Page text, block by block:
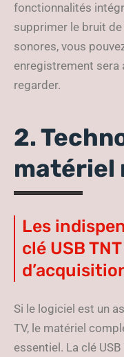
fonctionnalités
supprimer le bruit
sonores, vous
enregistrement sera
regarder.
2.
matériel
Les
clé USB
Si le logiciel est un
TV, le matériel
essentiel. La clé